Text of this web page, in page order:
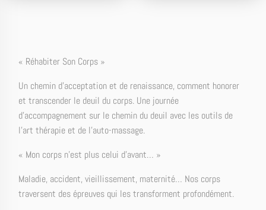
« Réhabiter Son Corps »
Un chemin d’acceptation et de renaissance, comment honorer
et transcender le deuil du corps. Une journée
d’accompagnement sur le chemin du deuil avec les outils de
l’art thérapie et de l’auto-massage.
« Mon corps n’est plus celui d’avant… »
Maladie, accident, vieillissement, maternité… Nos corps
traversent des épreuves qui les transforment profondément.